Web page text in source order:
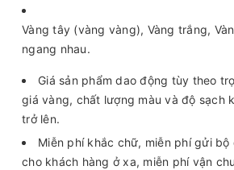
Vàng tây (vàng vàng), Vàng trắng,
ngang nhau.
Giá sản phẩm dao động tùy theo
giá vàng, chất lượng màu và độ sạch
trở lên.
Miễn phí khắc chữ, miễn phí gửi bộ
cho khách hàng ở xa, miễn phí vận